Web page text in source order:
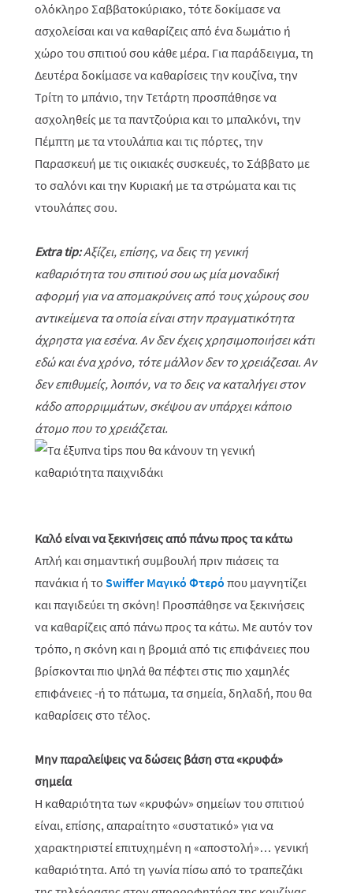
ολόκληρο Σαββατοκύριακο, τότε δοκίμασε να
ασχολείσαι και να καθαρίζεις από ένα δωμάτιο ή
χώρο του σπιτιού σου κάθε μέρα. Για παράδειγμα, τη
Δευτέρα δοκίμασε να καθαρίσεις την κουζίνα, την
Τρίτη το μπάνιο, την Τετάρτη προσπάθησε να
ασχοληθείς με τα παντζούρια και το μπαλκόνι, την
Πέμπτη με τα ντουλάπια και τις πόρτες, την
Παρασκευή με τις οικιακές συσκευές, το Σάββατο με
το σαλόνι και την Κυριακή με τα στρώματα και τις
ντουλάπες σου.
Extra tip:Αξίζει, επίσης, να δεις τη γενική
καθαριότητα του σπιτιού σου ως μία μοναδική
αφορμή για να απομακρύνεις από τους χώρους σου
αντικείμενα τα οποία είναι στην πραγματικότητα
άχρηστα για εσένα. Αν δεν έχεις χρησιμοποιήσει κάτι
εδώ και ένα χρόνο, τότε μάλλον δεν το χρειάζεσαι. Αν
δεν επιθυμείς, λοιπόν, να το δεις να καταλήγει στον
κάδο απορριμμάτων, σκέψου αν υπάρχει κάποιο
άτομο που το χρειάζεται.
Καλό είναι να ξεκινήσεις από πάνω προς τα κάτω
Απλή και σημαντική συμβουλή πριν πιάσεις τα
πανάκια ή το Swiffer Μαγικό Φτερό που μαγνητίζει
και παγιδεύει τη σκόνη! Προσπάθησε να ξεκινήσεις
να καθαρίζεις από πάνω προς τα κάτω. Με αυτόν τον
τρόπο, η σκόνη και η βρομιά από τις επιφάνειες που
βρίσκονται πιο ψηλά θα πέφτει στις πιο χαμηλές
επιφάνειες -ή το πάτωμα, τα σημεία, δηλαδή, που θα
καθαρίσεις στο τέλος.
Μην παραλείψεις να δώσεις βάση στα «κρυφά»
σημεία
Η καθαριότητα των «κρυφών» σημείων του σπιτιού
είναι, επίσης, απαραίτητο «συστατικό» για να
χαρακτηριστεί επιτυχημένη η «αποστολή»… γενική
καθαριότητα. Από τη γωνία πίσω από το τραπεζάκι